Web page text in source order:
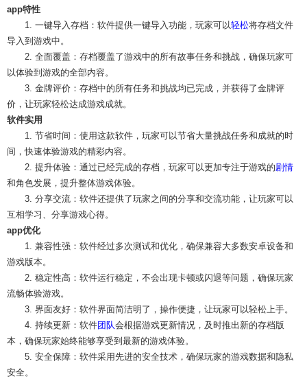
app特性
1. 一键导入存档：软件提供一键导入功能，玩家可以轻松将存档文件
导入到游戏中。
2. 全面覆盖：存档覆盖了游戏中的所有故事任务和挑战，确保玩家可
以体验到游戏的全部内容。
3. 金牌评价：存档中的所有任务和挑战均已完成，并获得了金牌评
价，让玩家轻松达成游戏成就。
软件实用
1. 节省时间：使用这款软件，玩家可以节省大量挑战任务和成就的时
间，快速体验游戏的精彩内容。
2. 提升体验：通过已经完成的存档，玩家可以更加专注于游戏的剧情
和角色发展，提升整体游戏体验。
3. 分享交流：软件还提供了玩家之间的分享和交流功能，让玩家可以
互相学习、分享游戏心得。
app优化
1. 兼容性强：软件经过多次测试和优化，确保兼容大多数安卓设备和
游戏版本。
2. 稳定性高：软件运行稳定，不会出现卡顿或闪退等问题，确保玩家
流畅体验游戏。
3. 界面友好：软件界面简洁明了，操作便捷，让玩家可以轻松上手。
4. 持续更新：软件团队会根据游戏更新情况，及时推出新的存档版
本，确保玩家始终能够享受到最新的游戏体验。
5. 安全保障：软件采用先进的安全技术，确保玩家的游戏数据和隐私
安全。